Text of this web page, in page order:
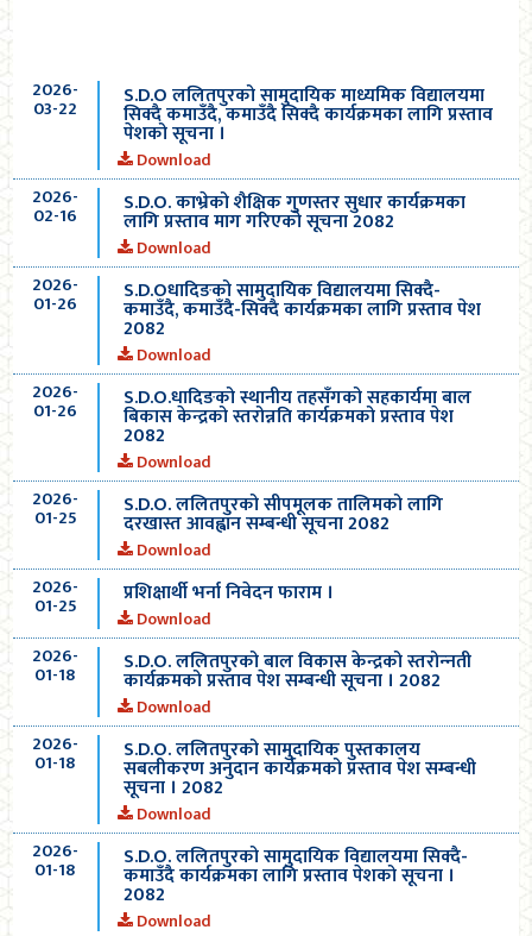
2026-
03-22 S.D.O ललितपुरको सामुदायिक माध्यमिक विद्यालयमा
सिक्दै कमाउँदै, कमाउँदै सिक्दै कार्यक्रमका लागि प्रस्ताव
पेशको सूचना ।
Download
2026-
02-16 S.D.O. काभ्रेको शैक्षिक गुणस्तर सुधार कार्यक्रमका
लागि प्रस्ताव माग गरिएको सूचना 2082
Download
2026-
01-26 S.D.Oधादिङको सामुदायिक विद्यालयमा सिक्दै-
कमाउँदै, कमाउँदै-सिक्दै कार्यक्रमका लागि प्रस्ताव पेश
2082
Download
2026-
01-26 S.D.O.धादिङको स्थानीय तहसँगको सहकार्यमा बाल
बिकास केन्द्रको स्तरोन्नति कार्यक्रमको प्रस्ताव पेश
2082
Download
2026-
01-25 S.D.O. ललितपुरको सीपमूलक तालिमको लागि
दरखास्त आवह्वान सम्बन्धी सूचना 2082
Download
2026-
01-25 प्रशिक्षार्थी भर्ना निवेदन फाराम ।
Download
2026-
01-18 S.D.O. ललितपुरको बाल विकास केन्द्रको स्तरोन्‍नती
कार्यक्रमको प्रस्ताव पेश सम्बन्धी सूचना । 2082
Download
2026-
01-18 S.D.O. ललितपुरको सामुदायिक पुस्तकालय
सबलीकरण अनुदान कार्यक्रमको प्रस्ताव पेश सम्बन्धी
सूचना । 2082
Download
2026-
01-18 S.D.O. ललितपुरको सामुदायिक विद्यालयमा सिक्दै-
कमाउँदै कार्यक्रमका लागि प्रस्ताव पेशको सूचना ।
2082
Download